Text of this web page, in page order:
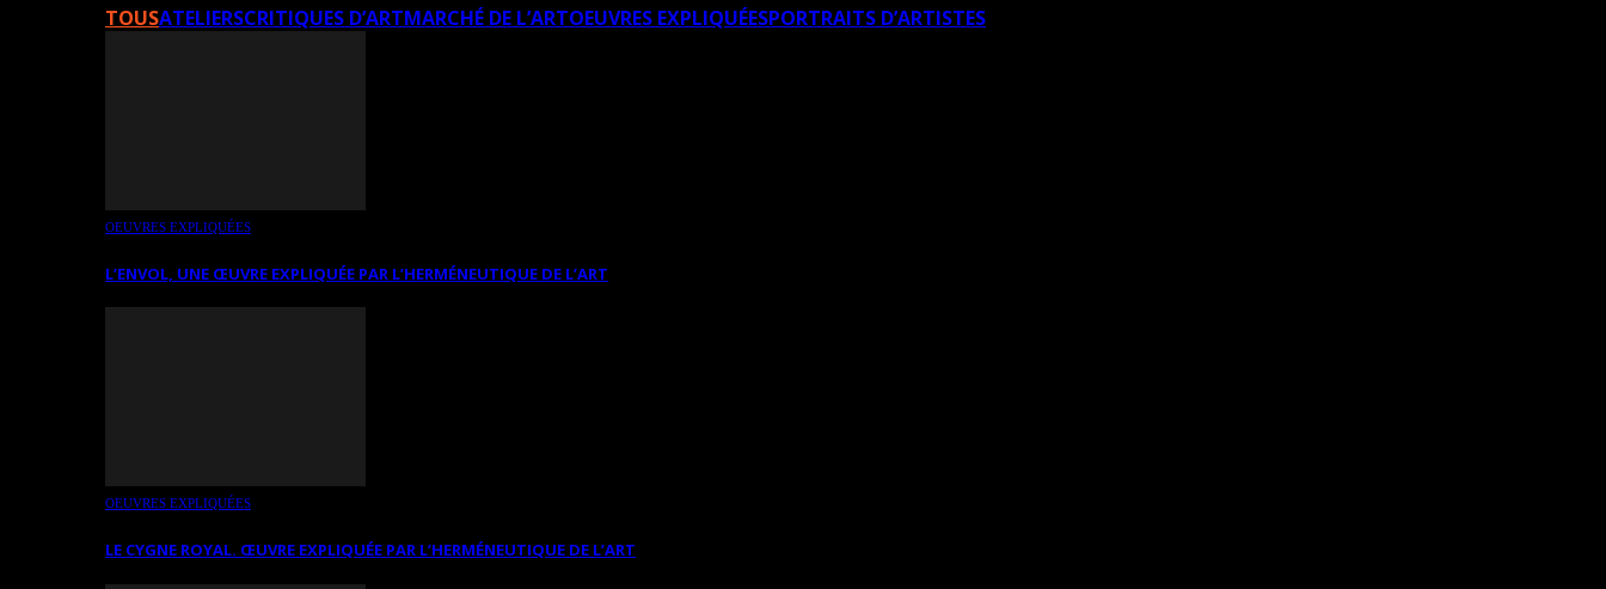
TOUSATELIERSCRITIQUES D’ARTMARCHÉ DE L’ARTOEUVRES EXPLIQUÉESPORTRAITS D’ARTISTES
OEUVRES EXPLIQUÉES
L’ENVOL, UNE ŒUVRE EXPLIQUÉE PAR L’HERMÉNEUTIQUE DE L’ART
OEUVRES EXPLIQUÉES
LE CYGNE ROYAL. ŒUVRE EXPLIQUÉE PAR L’HERMÉNEUTIQUE DE L’ART